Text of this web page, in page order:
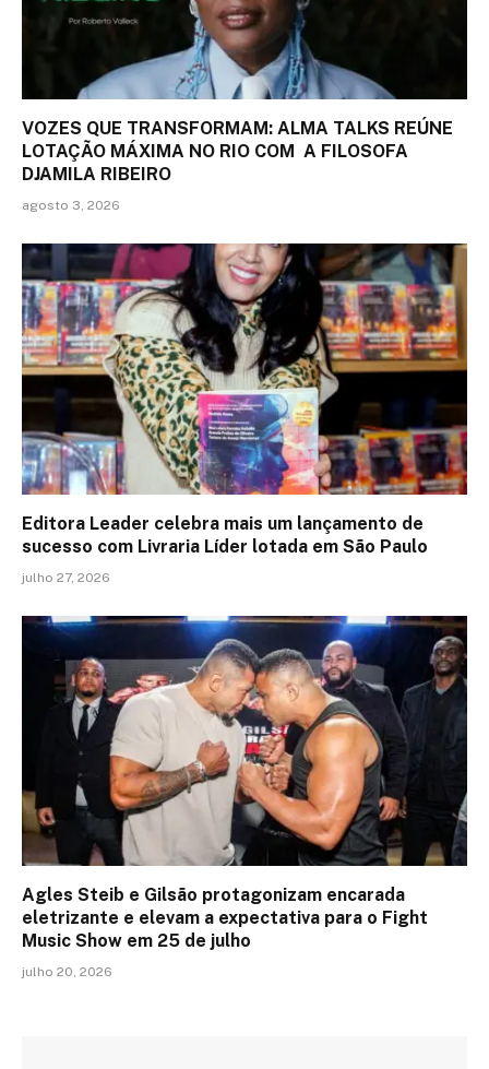
VOZES QUE TRANSFORMAM: ALMA TALKS REÚNE
LOTAÇÃO MÁXIMA NO RIO COM A FILOSOFA
DJAMILA RIBEIRO
agosto 3, 2026
Editora Leader celebra mais um lançamento de
sucesso com Livraria Líder lotada em São Paulo
julho 27, 2026
Agles Steib e Gilsão protagonizam encarada
eletrizante e elevam a expectativa para o Fight
Music Show em 25 de julho
julho 20, 2026